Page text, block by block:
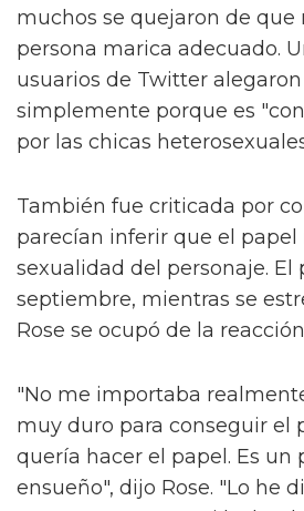
muchos se quejaron de que
persona marica adecuado.
usuarios de Twitter
simplemente porque es
por las chicas
También fue criticada por
parecían inferir que el
sexualidad del personaje. El
septiembre, mientras se
Rose se ocupó de la
"No me importaba
muy duro para conseguir el
quería hacer el papel. Es un
ensueño", dijo Rose. "Lo he